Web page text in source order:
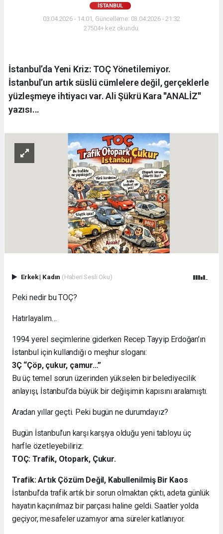
İSTANBUL
03.04.2026 - 14:01, Güncelleme: 03.04.2026 - 21:32
27504+ kez okundu.
İstanbul’da Yeni Kriz: TOÇ Yönetilemiyor.
İstanbul’un artık süslü cümlelere değil, gerçeklerle
yüzleşmeye ihtiyacı var. Ali Şükrü Kara ''ANALİZ''
yazısı...
Erkek| Kadın (Haberi Sesli Oku)
Peki nedir bu TOÇ?
Hatırlayalım…
1994 yerel seçimlerine giderken Recep Tayyip Erdoğan’ın
İstanbul için kullandığı o meşhur sloganı:
3Ç “Çöp, çukur, çamur…”
Bu üç temel sorun üzerinden yükselen bir belediyecilik
anlayışı, İstanbul’da büyük bir değişimin kapısını aralamıştı.
Aradan yıllar geçti. Peki bugün ne durumdayız?
Bugün İstanbul’un karşı karşıya olduğu yeni tabloyu üç
harfle özetleyebiliriz:
TOÇ: Trafik, Otopark, Çukur.
Trafik: Artık Çözüm Değil, Kabullenilmiş Bir Kaos
İstanbul’da trafik artık bir sorun olmaktan çıktı, adeta günlük
hayatın kaçınılmaz bir parçası haline geldi. Saatler yolda
geçiyor, mesafeler uzamıyor ama süreler katlanıyor.